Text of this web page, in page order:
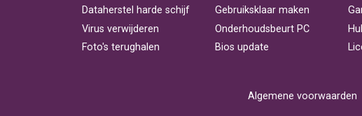
Dataherstel harde schijf
Virus verwijderen
Foto's terughalen
Gebruiksklaar maken
Onderhoudsbeurt PC
Bios update
Algemene voorwaarden